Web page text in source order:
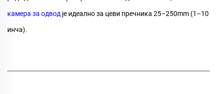
камера за одвод је идеално за цеви пречника 25–250mm (1–10
инча).